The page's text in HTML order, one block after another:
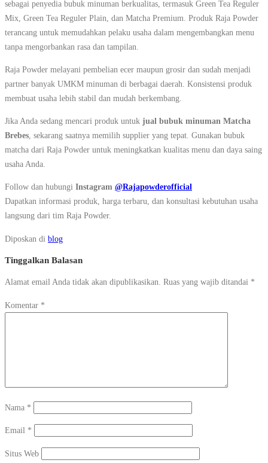
sebagai penyedia bubuk minuman berkualitas, termasuk Green Tea Reguler
Mix, Green Tea Reguler Plain, dan Matcha Premium. Produk Raja Powder
terancang untuk memudahkan pelaku usaha dalam mengembangkan menu
tanpa mengorbankan rasa dan tampilan.
Raja Powder melayani pembelian ecer maupun grosir dan sudah menjadi
partner banyak UMKM minuman di berbagai daerah. Konsistensi produk
membuat usaha lebih stabil dan mudah berkembang.
Jika Anda sedang mencari produk untuk jual bubuk minuman Matcha
Brebes , sekarang saatnya memilih supplier yang tepat. Gunakan bubuk
matcha dari Raja Powder untuk meningkatkan kualitas menu dan daya saing
usaha Anda.
Follow dan hubungi Instagram @Rajapowderofficial
Dapatkan informasi produk, harga terbaru, dan konsultasi kebutuhan usaha
langsung dari tim Raja Powder.
Diposkan di blog
Tinggalkan Balasan
Alamat email Anda tidak akan dipublikasikan. Ruas yang wajib ditandai *
Komentar *
Nama *
Email *
Situs Web